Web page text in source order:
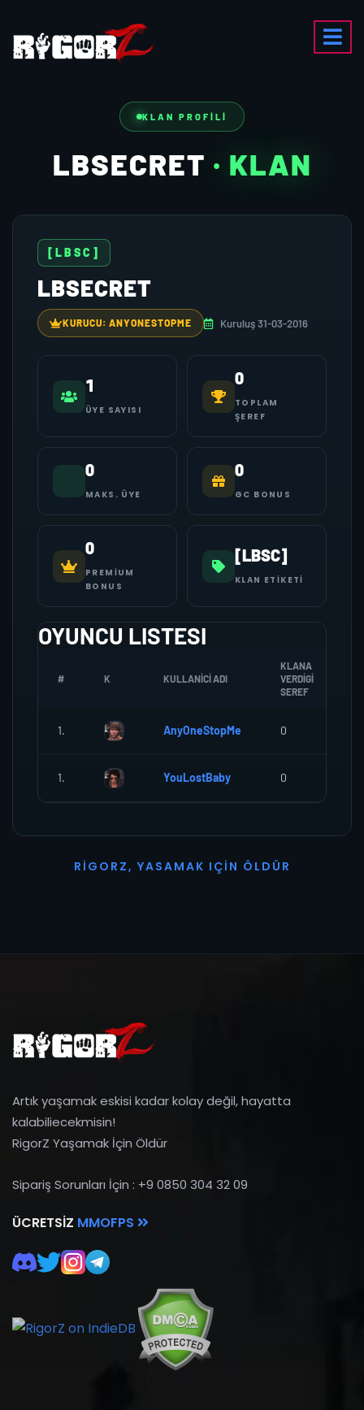
KLAN PROFILI
LBSECRET · KLAN
[LBSC]
LBSECRET
KURUCU: ANYONESTOPME Kuruluş 31-03-2016
1
ÜYE SAYISI
0
TOPLAM
ŞEREF
0
MAKS. ÜYE
0
GC BONUS
0
PREMIUM
BONUS
[LBSC]
KLAN ETIKETI
OYUNCU LISTESI
# K KULLANICI ADI
KLANA
VERDIGI
SEREF
1. AnyOneStopMe 0
1. YouLostBaby 0
R I G O R Z, YASAMAK I ÇI N Ö L D Ü R
Artık yaşamak eskisi kadar kolay değil, hayatta
kalabiliecekmisin!
RigorZ Yaşamak İçin Öldür
Sipariş Sorunları İçin : +9 0850 304 32 09
ÜCRETSIZ MMOFPS